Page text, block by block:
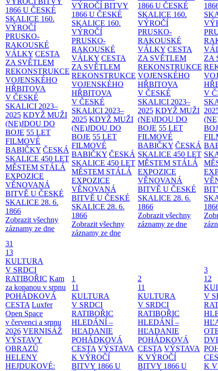
1866 U ČESKÉ
SKALICE 160.
VÝROČÍ
PRUSKO-
RAKOUSKÉ
VÁLKY CESTA
ZA SVĚTLEM
REKONSTRUKCE
VOJENSKÉHO
HŘBITOVA
V ČESKÉ
SKALICI 2023–
2025 KDYŽ MUŽI
(NE)JDOU DO
BOJE 55 LET
FILMOVÉ
BABIČKY ČESKÁ
SKALICE 450 LET
MĚSTEM STÁLÁ
EXPOZICE
VĚNOVANÁ
BITVĚ U ČESKÉ
SKALICE 28. 6.
1866
Zobrazit všechny
záznamy ze dne
VÝROČÍ BITVY
1866 U ČESKÉ
SKALICE 160.
VÝROČÍ
PRUSKO-
RAKOUSKÉ
VÁLKY CESTA
ZA SVĚTLEM
REKONSTRUKCE
VOJENSKÉHO
HŘBITOVA
V ČESKÉ
SKALICI 2023–
2025 KDYŽ MUŽI
(NE)JDOU DO
BOJE 55 LET
FILMOVÉ
BABIČKY ČESKÁ
SKALICE 450 LET
MĚSTEM STÁLÁ
EXPOZICE
VĚNOVANÁ
BITVĚ U ČESKÉ
SKALICE 28. 6.
1866
Zobrazit všechny
záznamy ze dne
1866 U ČESKÉ
SKALICE 160.
VÝROČÍ
PRUSKO-
RAKOUSKÉ
VÁLKY CESTA
ZA SVĚTLEM
REKONSTRUKCE
VOJENSKÉHO
HŘBITOVA
V ČESKÉ
SKALICI 2023–
2025 KDYŽ MUŽI
(NE)JDOU DO
BOJE 55 LET
FILMOVÉ
BABIČKY ČESKÁ
SKALICE 450 LET
MĚSTEM STÁLÁ
EXPOZICE
VĚNOVANÁ
BITVĚ U ČESKÉ
SKALICE 28. 6.
1866
Zobrazit všechny
záznamy ze dne
ZA
V
31
13
KULTURA
V SRDCI
RATIBOŘIC Kam
za kopanou v srpnu
POHÁDKOVÁ
CESTA Luxfer
Open Space
v červenci a srpnu
2026 VERNISÁŽ
VÝSTAVY
OBRAZŮ
HELENY
HEJDUKOVÉ:
1
11
KULTURA
V SRDCI
RATIBOŘIC
HLEDÁNÍ –
HĽADANIE
POHÁDKOVÁ
CESTA VÝSTAVA
K VÝROČÍ
BITVY 1866 U
2
11
KULTURA
V SRDCI
RATIBOŘIC
HLEDÁNÍ –
HĽADANIE
POHÁDKOVÁ
CESTA VÝSTAVA
K VÝROČÍ
BITVY 1866 U
3
12
V
K